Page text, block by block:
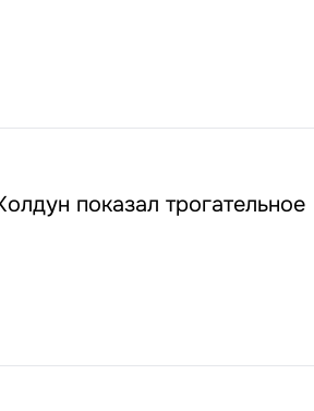
показал трогательное